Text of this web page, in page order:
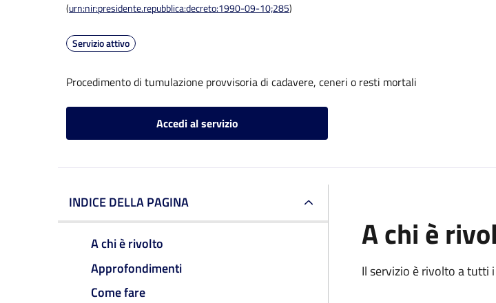
(urn:nir:presidente.repubblica:decreto:1990-09-10;285)
Servizio attivo
Procedimento di tumulazione provvisoria di cadavere, ceneri o resti mortali
Accedi al servizio
INDICE DELLA PAGINA
A chi è rivolto
Approfondimenti
Come fare
A chi è
Il servizio è rivolto a tutti